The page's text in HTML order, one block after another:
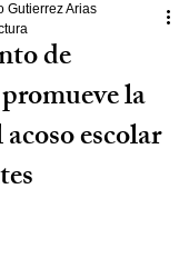
de
la
escolar
Gutierrez Arias